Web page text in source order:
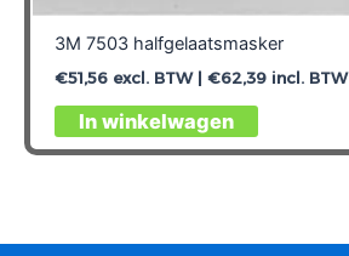
3M 7503 halfgelaatsmasker
€51,56excl. BTW | €62,39incl. BTW
In winkelwagen